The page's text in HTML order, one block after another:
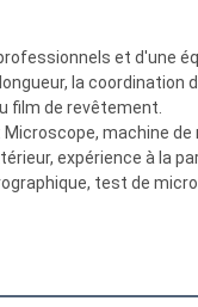
et d'une
la coordination
film de revêtement.
machine
expérience à la
test de